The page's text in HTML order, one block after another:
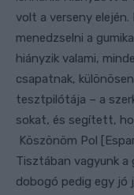
volt a verseny
menedzselni a
hiányzik valami,
csapatnak,
tesztpilótája – a
sokat, és segített,
Köszönöm Pol
Tisztában vagyunk a
dobogó pedig egy jó